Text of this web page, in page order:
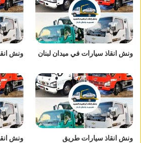
ونش انقاذ سيارات في ميدان لبنان ونش
ونش انقاذ سيارات طريق
ونش